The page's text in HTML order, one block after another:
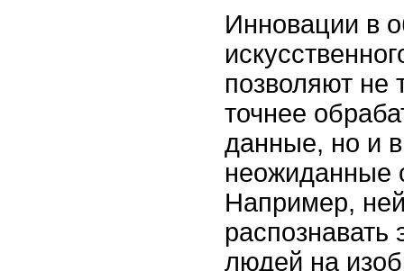
Инновации в
позволяют не
точнее
данные, но и
неожиданные
Например,
людей на